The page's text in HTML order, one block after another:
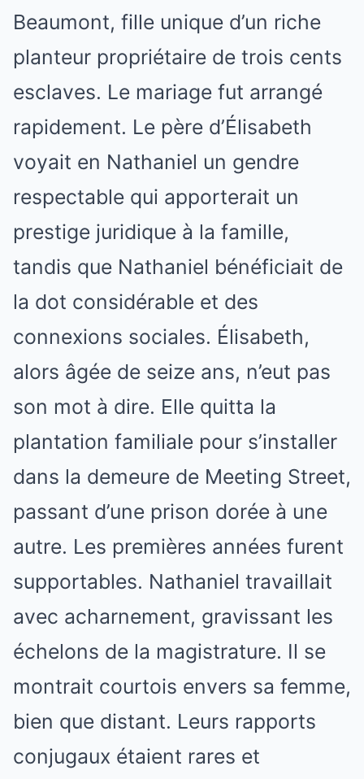
Beaumont, fille unique d’un riche
planteur propriétaire de trois cents
esclaves. Le mariage fut arrangé
rapidement. Le père d’Élisabeth
voyait en Nathaniel un gendre
respectable qui apporterait un
prestige juridique à la famille,
tandis que Nathaniel bénéficiait de
la dot considérable et des
connexions sociales. Élisabeth,
alors âgée de seize ans, n’eut pas
son mot à dire. Elle quitta la
plantation familiale pour s’installer
dans la demeure de Meeting Street,
passant d’une prison dorée à une
autre. Les premières années furent
supportables. Nathaniel travaillait
avec acharnement, gravissant les
échelons de la magistrature. Il se
montrait courtois envers sa femme,
bien que distant. Leurs rapports
conjugaux étaient rares et